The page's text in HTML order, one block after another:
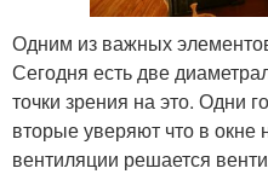
Одним из важных
Сегодня есть две
точки зрения на это. Одни
вторые уверяют что в окне
вентиляции решается